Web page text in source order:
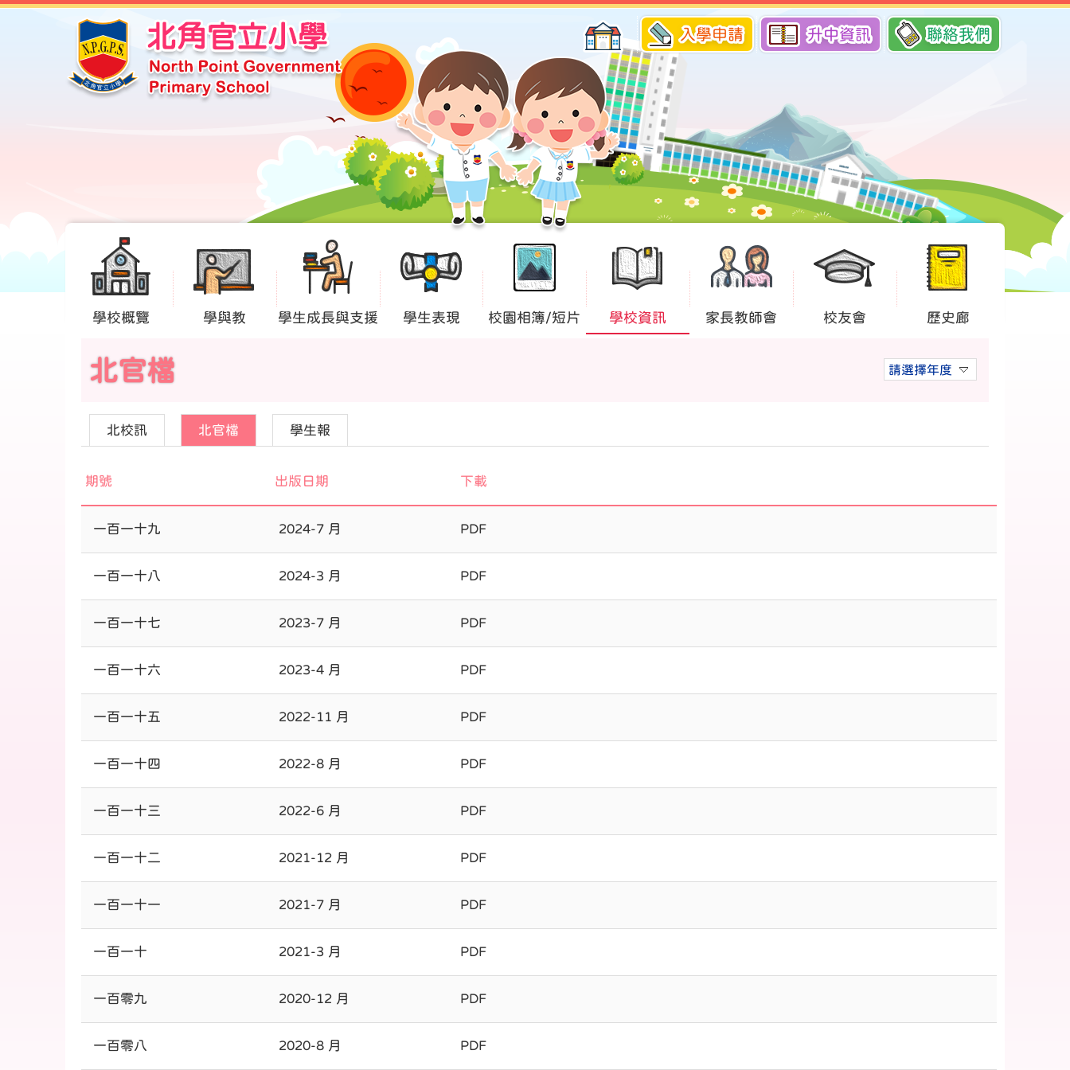
入學申請 升中資訊 聯絡我們
學校概覽 學與教 學生成長與支援 學生表現 校園相簿/短片 學校資訊 家長教師會 校友會 歷史廊
請選擇年度
北官檔
北校訊 北官檔 學生報
期號 出版日期 下載
一百一十九 2024-7 月 PDF
一百一十八 2024-3 月 PDF
一百一十七 2023-7 月 PDF
一百一十六 2023-4 月 PDF
一百一十五 2022-11 月 PDF
一百一十四 2022-8 月 PDF
一百一十三 2022-6 月 PDF
一百一十二 2021-12 月 PDF
一百一十一 2021-7 月 PDF
一百一十 2021-3 月 PDF
一百零九 2020-12 月 PDF
一百零八 2020-8 月 PDF